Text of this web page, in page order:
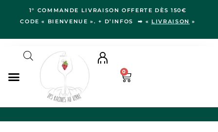
1° COMMANDE LIVRAISON OFFERTE DÈS 150€
CODE « BIENVENUE ». + D’INFOS ➡ « LIVRAISON »
NOS VINS
RÉGIONS
0